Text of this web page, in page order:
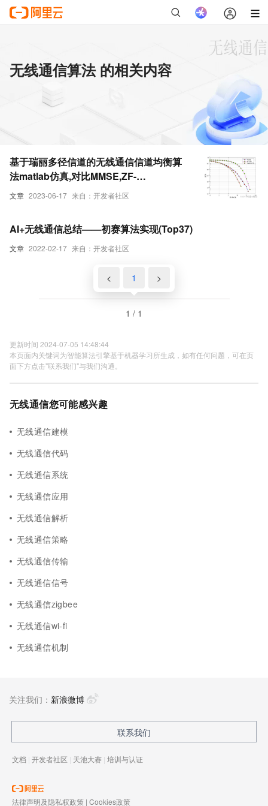
无线通信算法 的相关内容
文章 2023-06-17 来自：开发者社区
基于瑞丽多径信道的无线通信信道均衡算
法matlab仿真,对比MMSE,ZF-
DFE,MMSE-DFE
文章 2022-02-17 来自：开发者社区
AI+无线通信总结——初赛算法实现(Top37)
< 1 >
1 / 1
更新时间 2024-07-05 14:48:44
本页面内关键词为智能算法引擎基于机器学习所生成，如有任何问题，可在页
面下方点击"联系我们"与我们沟通。
无线通信您可能感兴趣
无线通信建模
无线通信代码
无线通信系统
无线通信应用
无线通信解析
无线通信策略
无线通信传输
无线通信信号
无线通信zigbee
无线通信wi-fi
无线通信机制
关注我们： 新浪微博
联系我们
文档 | 开发者社区 | 天池大赛 | 培训与认证
法律声明及隐私权政策 | Cookies政策